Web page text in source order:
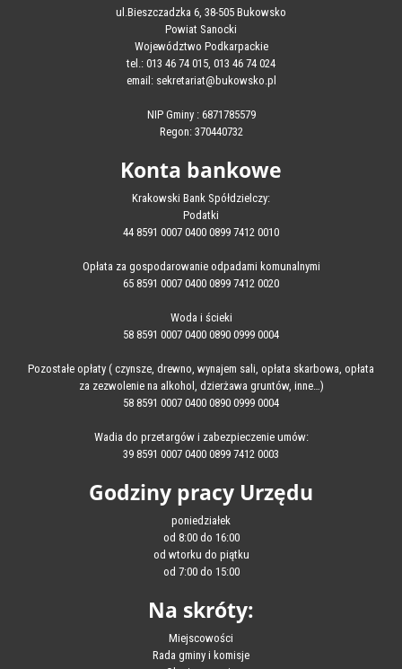
ul.Bieszczadzka 6, 38-505 Bukowsko
Powiat Sanocki
Województwo Podkarpackie
tel.: 013 46 74 015, 013 46 74 024
email: sekretariat@bukowsko.pl
NIP Gminy : 6871785579
Regon: 370440732
Konta bankowe
Krakowski Bank Spółdzielczy:
Podatki
44 8591 0007 0400 0899 7412 0010
Opłata za gospodarowanie odpadami komunalnymi
65 8591 0007 0400 0899 7412 0020
Woda i ścieki
58 8591 0007 0400 0890 0999 0004
Pozostałe opłaty ( czynsze, drewno, wynajem sali, opłata skarbowa, opłata
za zezwolenie na alkohol, dzierżawa gruntów, inne…)
58 8591 0007 0400 0890 0999 0004
Wadia do przetargów i zabezpieczenie umów:
39 8591 0007 0400 0899 7412 0003
Godziny pracy Urzędu
poniedziałek
od 8:00 do 16:00
od wtorku do piątku
od 7:00 do 15:00
Na skróty:
Miejscowości
Rada gminy i komisje